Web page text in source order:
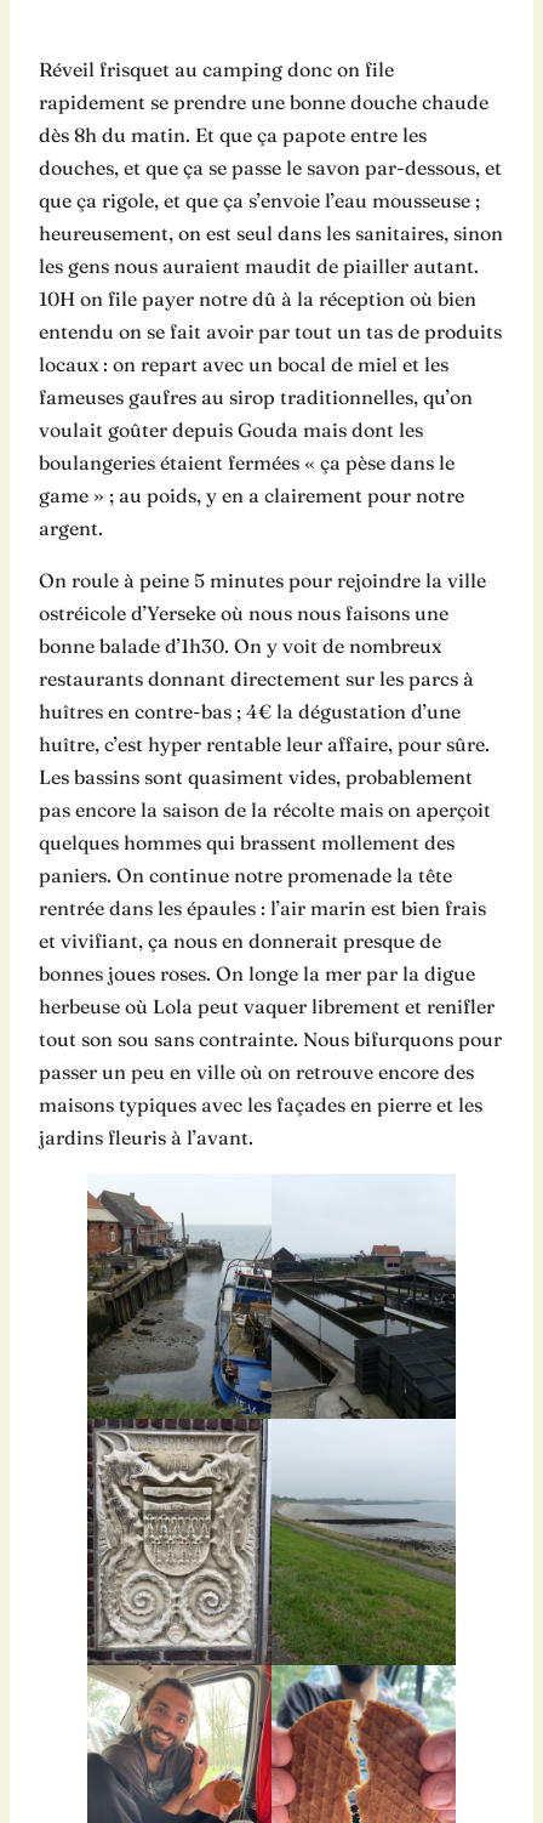
Réveil frisquet au camping donc on file
rapidement se prendre une bonne douche chaude
dès 8h du matin. Et que ça papote entre les
douches, et que ça se passe le savon par-dessous, et
que ça rigole, et que ça s’envoie l’eau mousseuse ;
heureusement, on est seul dans les sanitaires, sinon
les gens nous auraient maudit de piailler autant.
10H on file payer notre dû à la réception où bien
entendu on se fait avoir par tout un tas de produits
locaux : on repart avec un bocal de miel et les
fameuses gaufres au sirop traditionnelles, qu’on
voulait goûter depuis Gouda mais dont les
boulangeries étaient fermées « ça pèse dans le
game » ; au poids, y en a clairement pour notre
argent.
On roule à peine 5 minutes pour rejoindre la ville
ostréicole d’Yerseke où nous nous faisons une
bonne balade d’1h30. On y voit de nombreux
restaurants donnant directement sur les parcs à
huîtres en contre-bas ; 4€ la dégustation d’une
huître, c’est hyper rentable leur affaire, pour sûre.
Les bassins sont quasiment vides, probablement
pas encore la saison de la récolte mais on aperçoit
quelques hommes qui brassent mollement des
paniers. On continue notre promenade la tête
rentrée dans les épaules : l’air marin est bien frais
et vivifiant, ça nous en donnerait presque de
bonnes joues roses. On longe la mer par la digue
herbeuse où Lola peut vaquer librement et renifler
tout son sou sans contrainte. Nous bifurquons pour
passer un peu en ville où on retrouve encore des
maisons typiques avec les façades en pierre et les
jardins fleuris à l’avant.